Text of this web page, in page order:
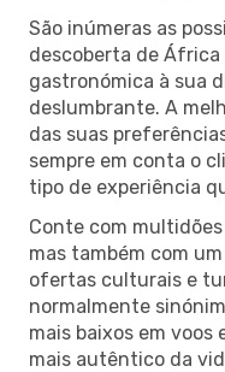
São inúmeras as
descoberta de África
gastronómica à sua
deslumbrante. A
das suas
sempre em conta o
tipo de experiência
Conte com
mas também com
ofertas culturais e
normalmente
mais baixos em voos
mais autêntico da